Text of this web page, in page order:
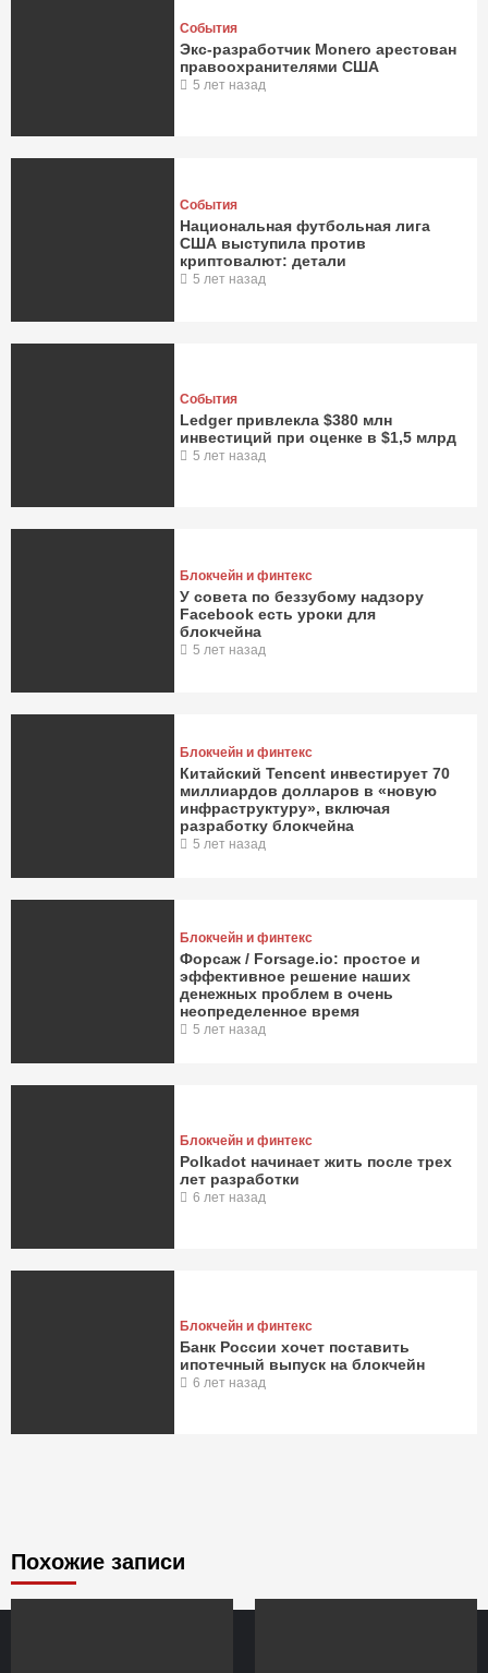
События
Экс-разработчик Monero арестован
правоохранителями США
5 лет назад
События
Национальная футбольная лига
США выступила против
криптовалют: детали
5 лет назад
События
Ledger привлекла $380 млн
инвестиций при оценке в $1,5 млрд
5 лет назад
Блокчейн и финтекс
У совета по беззубому надзору
Facebook есть уроки для
блокчейна
5 лет назад
Блокчейн и финтекс
Китайский Tencent инвестирует 70
миллиардов долларов в «новую
инфраструктуру», включая
разработку блокчейна
5 лет назад
Блокчейн и финтекс
Форсаж / Forsage.io: простое и
эффективное решение наших
денежных проблем в очень
неопределенное время
5 лет назад
Блокчейн и финтекс
Polkadot начинает жить после трех
лет разработки
6 лет назад
Блокчейн и финтекс
Банк России хочет поставить
ипотечный выпуск на блокчейн
6 лет назад
Похожие записи